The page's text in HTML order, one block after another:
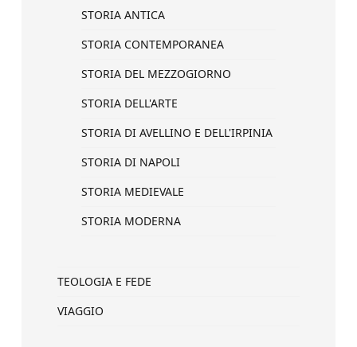
STORIA ANTICA
STORIA CONTEMPORANEA
STORIA DEL MEZZOGIORNO
STORIA DELL'ARTE
STORIA DI AVELLINO E DELL'IRPINIA
STORIA DI NAPOLI
STORIA MEDIEVALE
STORIA MODERNA
TEOLOGIA E FEDE
VIAGGIO